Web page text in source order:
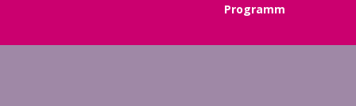
Programm